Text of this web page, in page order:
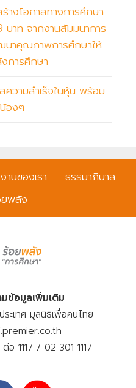
งโอกาสทางการศึกษา
บาท จากงานสัมมนาการ
นาคุณภาพการศึกษาให้
การศึกษา
ความสำเร็จในหุ้น พร้อม
องๆ
งานของเรา
ธรรมาภิบาล
พลัง
ข้อมูลเพิ่มเติม
ะเทศ มูลนิธิเพื่อคนไทย
1117 / 02 301 1117